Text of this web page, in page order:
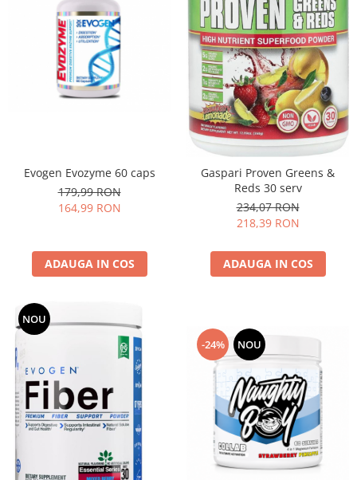
Evogen Evozyme 60 caps
179,99 RON
164,99 RON
ADAUGA IN COS
Gaspari Proven Greens &
Reds 30 serv
234,07 RON
218,39 RON
ADAUGA IN COS
NOU
-24% NOU